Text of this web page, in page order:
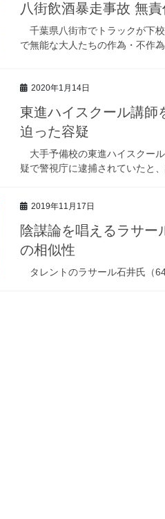
八街飲酒暴走事故 無
千葉県八街市でトラックが下
で無能な大人たちの作為・不作為
2020年1月14日
東進ハイスクール講師
迫った容疑
大手予備校の東進ハイスクー
疑で警視庁に逮捕されていたと
2019年11月17日
陰謀論を唱えるラサー
の相似性
タレントのラサール石井氏（